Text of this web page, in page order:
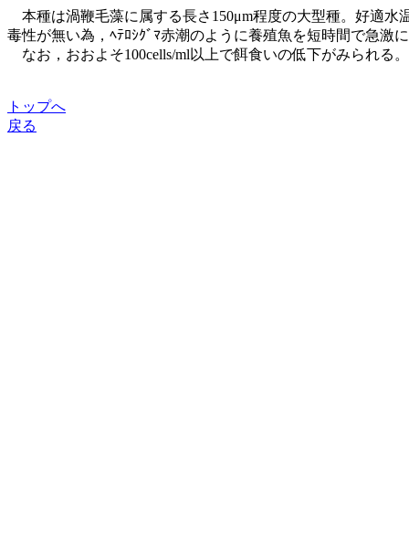
本種は渦鞭毛藻に属する長さ150μm程度の大型種。好適水
毒性が無い為，ﾍﾃﾛｼｸﾞﾏ赤潮のように養殖魚を短時間で急激
なお，おおよそ100cells/ml以上で餌食いの低下がみられる
トップへ
戻る